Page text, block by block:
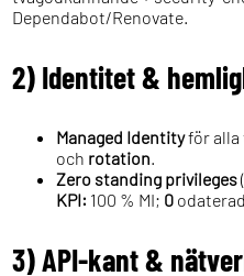
Dependabot/Renovate.
2) Identitet &
Managed Identityför alla
och rotation.
Zero standing privileges
KPI: 100 % MI; 0
3) API-kant &